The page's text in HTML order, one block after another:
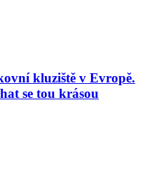
kluziště v Evropě.
se tou krásou